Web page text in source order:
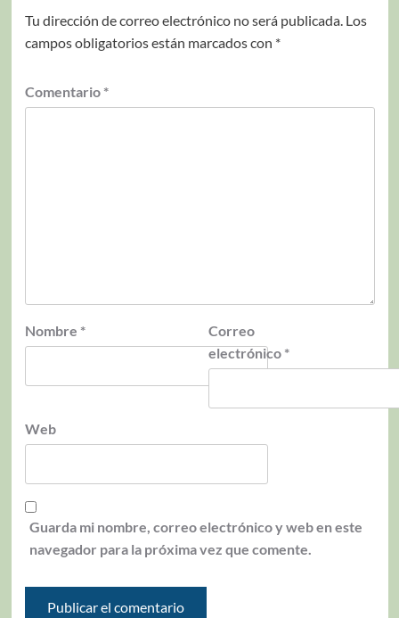
Tu dirección de correo electrónico no será publicada. Los
campos obligatorios están marcados con *
Comentario *
Nombre *
Correo
electrónico *
Web
Guarda mi nombre, correo electrónico y web en este
navegador para la próxima vez que comente.